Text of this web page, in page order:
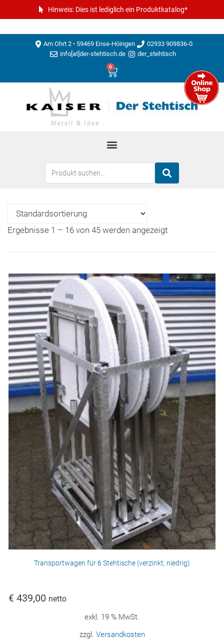
Hinweis: Dies ist lediglich ein Produktkatalog*
Am Ohrt 2 • 59469 Ense-Höingen
02933 909836-0
info[at]der-stehtisch.de
der_stehtisch
0
Ergebnisse 1 – 16 von 45 werden angezeigt
Transportwagen für 6 Stehtische (verzinkt, niedrig)
€ 439,00 netto
exkl. 19 % MwSt.
zzgl. Versandkosten